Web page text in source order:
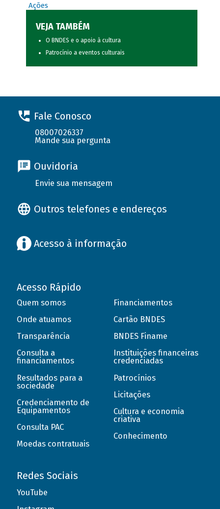
Ações
VEJA TAMBÉM
O BNDES e o apoio à cultura
Patrocínio a eventos culturais
Fale Conosco
08007026337
Mande sua pergunta
Ouvidoria
Envie sua mensagem
Outros telefones e endereços
Acesso à informação
Acesso Rápido
Quem somos
Onde atuamos
Transparência
Consulta a
financiamentos
Resultados para a
sociedade
Credenciamento de
Equipamentos
Consulta PAC
Moedas contratuais
Financiamentos
Cartão BNDES
BNDES Finame
Instituições financeiras
credenciadas
Patrocínios
Licitações
Cultura e economia
criativa
Conhecimento
Redes Sociais
YouTube